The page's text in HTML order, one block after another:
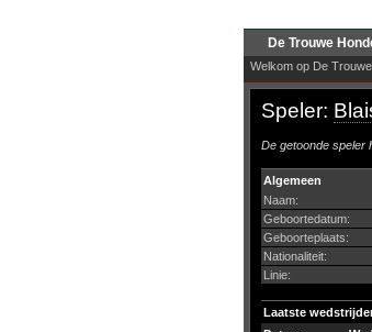
De Trouwe
Welkom op De
Speler:
De getoonde speler
Algemeen
Naam:
Geboortedatum:
Geboorteplaats:
Nationaliteit:
Linie:
Laatste